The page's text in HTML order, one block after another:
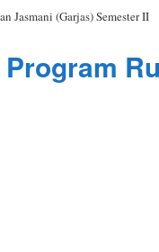
Jasmani (Garjas) Semester II